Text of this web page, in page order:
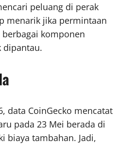
peluang di perak
menarik jika permintaan
komponen
dipantau.
data CoinGecko mencatat
pada 23 Mei berada di
biaya tambahan. Jadi,